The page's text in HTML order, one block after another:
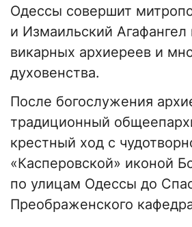
Одессы совершит
и Измаильский
викарных архиереев и
духовенства.
После богослужения
традиционный
крестный ход с
«Касперовской» иконой
по улицам Одессы до
Преображенского